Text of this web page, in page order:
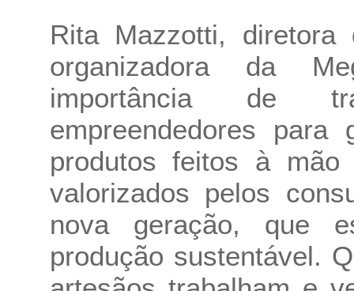
Rita Mazzotti,
organizadora da
importância de
empreendedores
produtos feitos à
valorizados pelos
nova geração, que
produção sustentável.